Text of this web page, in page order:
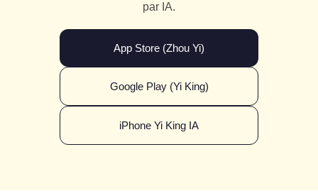
par IA.
App Store (Zhou Yi)
Google Play (Yi King)
iPhone Yi King IA